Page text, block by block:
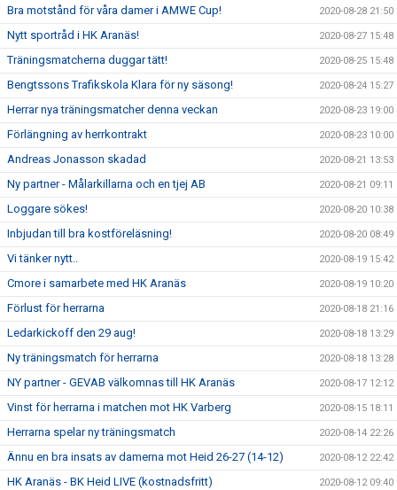
Bra motstånd för våra damer i AMWE Cup! 2020-08-28 21:50
Nytt sportråd i HK Aranäs! 2020-08-27 15:48
Träningsmatcherna duggar tätt! 2020-08-25 15:48
Bengtssons Trafikskola Klara för ny säsong! 2020-08-24 15:27
Herrar nya träningsmatcher denna veckan 2020-08-23 19:00
Förlängning av herrkontrakt 2020-08-23 10:00
Andreas Jonasson skadad 2020-08-21 13:53
Ny partner - Målarkillarna och en tjej AB 2020-08-21 09:11
Loggare sökes! 2020-08-20 10:38
Inbjudan till bra kostföreläsning! 2020-08-20 08:49
Vi tänker nytt.. 2020-08-19 15:42
Cmore i samarbete med HK Aranäs 2020-08-19 10:20
Förlust för herrarna 2020-08-18 21:16
Ledarkickoff den 29 aug! 2020-08-18 13:29
Ny träningsmatch för herrarna 2020-08-18 13:28
NY partner - GEVAB välkomnas till HK Aranäs 2020-08-17 12:12
Vinst för herrarna i matchen mot HK Varberg 2020-08-15 18:11
Herrarna spelar ny träningsmatch 2020-08-14 22:26
Ännu en bra insats av damerna mot Heid 26-27 (14-12) 2020-08-12 22:42
HK Aranäs - BK Heid LIVE (kostnadsfritt) 2020-08-12 09:40